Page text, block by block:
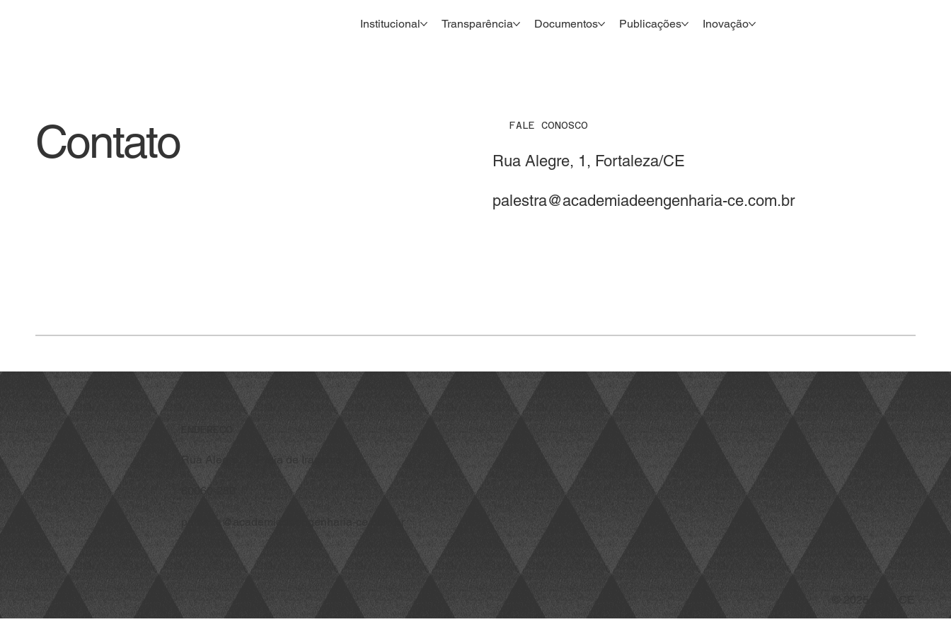
Institucional Transparência Documentos Publicações Inovação
Contato FALE CONOSCO
Rua Alegre, 1, Fortaleza/CE
palestra@academiadeengenharia-ce.com.br
Rua Alegre, 1, Praia de Iracema
60060-280
palestra@academiadeengenharia-ce.com.br
© 2025 por ACE